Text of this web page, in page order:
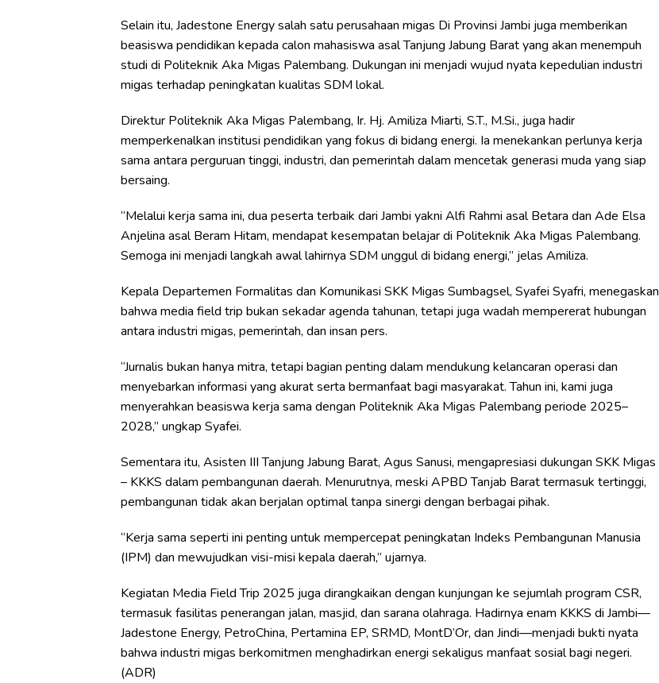
Selain itu, Jadestone Energy salah satu perusahaan migas Di Provinsi Jambi juga memberikan
beasiswa pendidikan kepada calon mahasiswa asal Tanjung Jabung Barat yang akan menempuh
studi di Politeknik Aka Migas Palembang. Dukungan ini menjadi wujud nyata kepedulian industri
migas terhadap peningkatan kualitas SDM lokal.
Direktur Politeknik Aka Migas Palembang, Ir. Hj. Amiliza Miarti, S.T., M.Si., juga hadir
memperkenalkan institusi pendidikan yang fokus di bidang energi. Ia menekankan perlunya kerja
sama antara perguruan tinggi, industri, dan pemerintah dalam mencetak generasi muda yang siap
bersaing.
“Melalui kerja sama ini, dua peserta terbaik dari Jambi yakni Alfi Rahmi asal Betara dan Ade Elsa
Anjelina asal Beram Hitam, mendapat kesempatan belajar di Politeknik Aka Migas Palembang.
Semoga ini menjadi langkah awal lahirnya SDM unggul di bidang energi,” jelas Amiliza.
Kepala Departemen Formalitas dan Komunikasi SKK Migas Sumbagsel, Syafei Syafri, menegaskan
bahwa media field trip bukan sekadar agenda tahunan, tetapi juga wadah mempererat hubungan
antara industri migas, pemerintah, dan insan pers.
“Jurnalis bukan hanya mitra, tetapi bagian penting dalam mendukung kelancaran operasi dan
menyebarkan informasi yang akurat serta bermanfaat bagi masyarakat. Tahun ini, kami juga
menyerahkan beasiswa kerja sama dengan Politeknik Aka Migas Palembang periode 2025–
2028,” ungkap Syafei.
Sementara itu, Asisten III Tanjung Jabung Barat, Agus Sanusi, mengapresiasi dukungan SKK Migas
– KKKS dalam pembangunan daerah. Menurutnya, meski APBD Tanjab Barat termasuk tertinggi,
pembangunan tidak akan berjalan optimal tanpa sinergi dengan berbagai pihak.
“Kerja sama seperti ini penting untuk mempercepat peningkatan Indeks Pembangunan Manusia
(IPM) dan mewujudkan visi-misi kepala daerah,” ujarnya.
Kegiatan Media Field Trip 2025 juga dirangkaikan dengan kunjungan ke sejumlah program CSR,
termasuk fasilitas penerangan jalan, masjid, dan sarana olahraga. Hadirnya enam KKKS di Jambi—
Jadestone Energy, PetroChina, Pertamina EP, SRMD, MontD’Or, dan Jindi—menjadi bukti nyata
bahwa industri migas berkomitmen menghadirkan energi sekaligus manfaat sosial bagi negeri.
(ADR)